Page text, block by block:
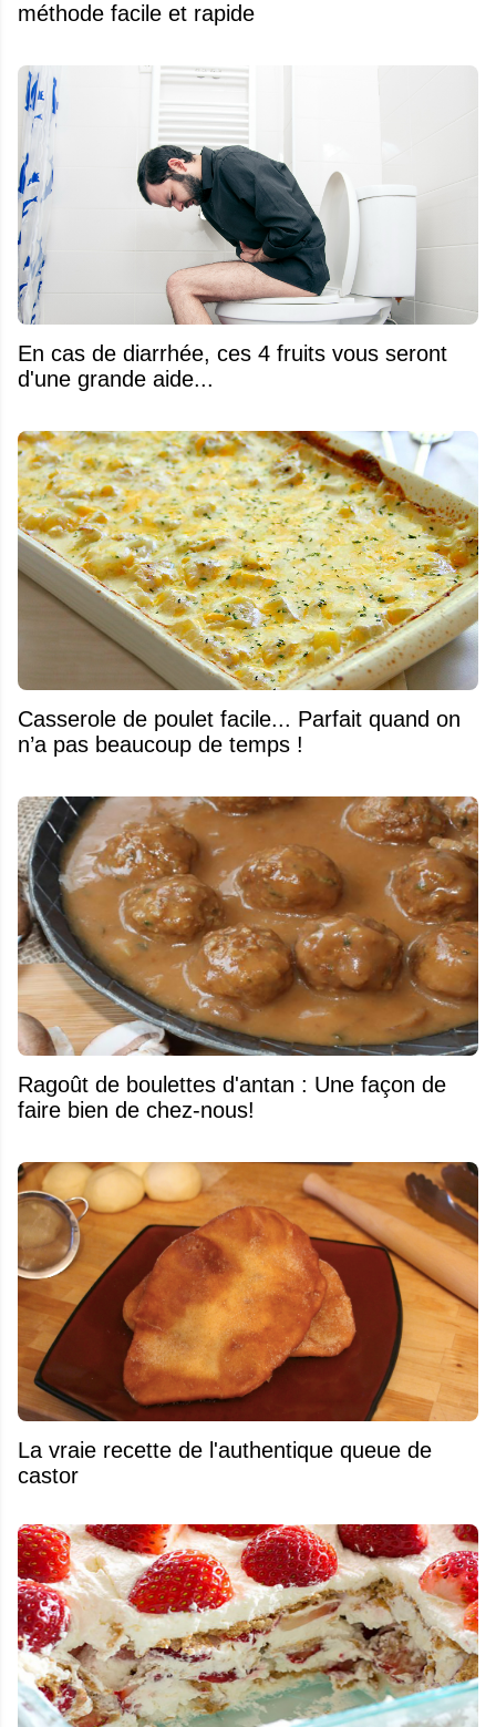
méthode facile et rapide
En cas de diarrhée, ces 4 fruits vous seront
d'une grande aide...
Casserole de poulet facile... Parfait quand on
n’a pas beaucoup de temps !
Ragoût de boulettes d'antan : Une façon de
faire bien de chez-nous!
La vraie recette de l'authentique queue de
castor